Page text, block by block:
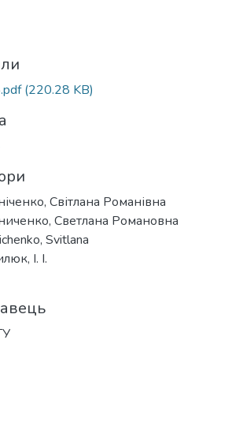
(220.28 KB)
Світлана Романівна
Светлана Романовна
Svitlana
І. І.